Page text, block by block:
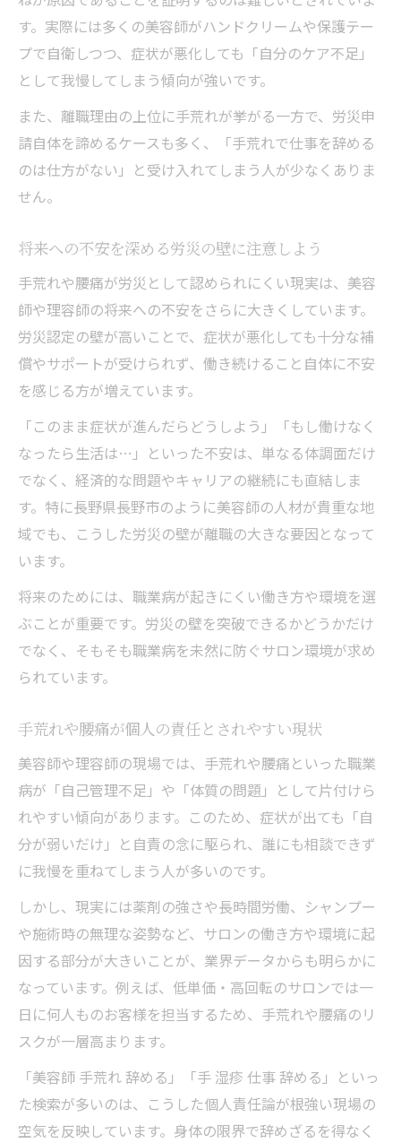
す。実際には多くの美容師がハンドクリームや保護テー
プで自衛しつつ、症状が悪化しても「自分のケア不足」
として我慢してしまう傾向が強いです。
また、離職理由の上位に手荒れが挙がる一方で、労災申
請自体を諦めるケースも多く、「手荒れで仕事を辞める
のは仕方がない」と受け入れてしまう人が少なくありま
せん。
将来への不安を深める労災の壁に注意しよう
手荒れや腰痛が労災として認められにくい現実は、美容
師や理容師の将来への不安をさらに大きくしています。
労災認定の壁が高いことで、症状が悪化しても十分な補
償やサポートが受けられず、働き続けること自体に不安
を感じる方が増えています。
「このまま症状が進んだらどうしよう」「もし働けなく
なったら生活は…」といった不安は、単なる体調面だけ
でなく、経済的な問題やキャリアの継続にも直結しま
す。特に長野県長野市のように美容師の人材が貴重な地
域でも、こうした労災の壁が離職の大きな要因となって
います。
将来のためには、職業病が起きにくい働き方や環境を選
ぶことが重要です。労災の壁を突破できるかどうかだけ
でなく、そもそも職業病を未然に防ぐサロン環境が求め
られています。
手荒れや腰痛が個人の責任とされやすい現状
美容師や理容師の現場では、手荒れや腰痛といった職業
病が「自己管理不足」や「体質の問題」として片付けら
れやすい傾向があります。このため、症状が出ても「自
分が弱いだけ」と自責の念に駆られ、誰にも相談できず
に我慢を重ねてしまう人が多いのです。
しかし、現実には薬剤の強さや長時間労働、シャンプー
や施術時の無理な姿勢など、サロンの働き方や環境に起
因する部分が大きいことが、業界データからも明らかに
なっています。例えば、低単価・高回転のサロンでは一
日に何人ものお客様を担当するため、手荒れや腰痛のリ
スクが一層高まります。
「美容師 手荒れ 辞める」「手 湿疹 仕事 辞める」といっ
た検索が多いのは、こうした個人責任論が根強い現場の
空気を反映しています。身体の限界で辞めざるを得なく